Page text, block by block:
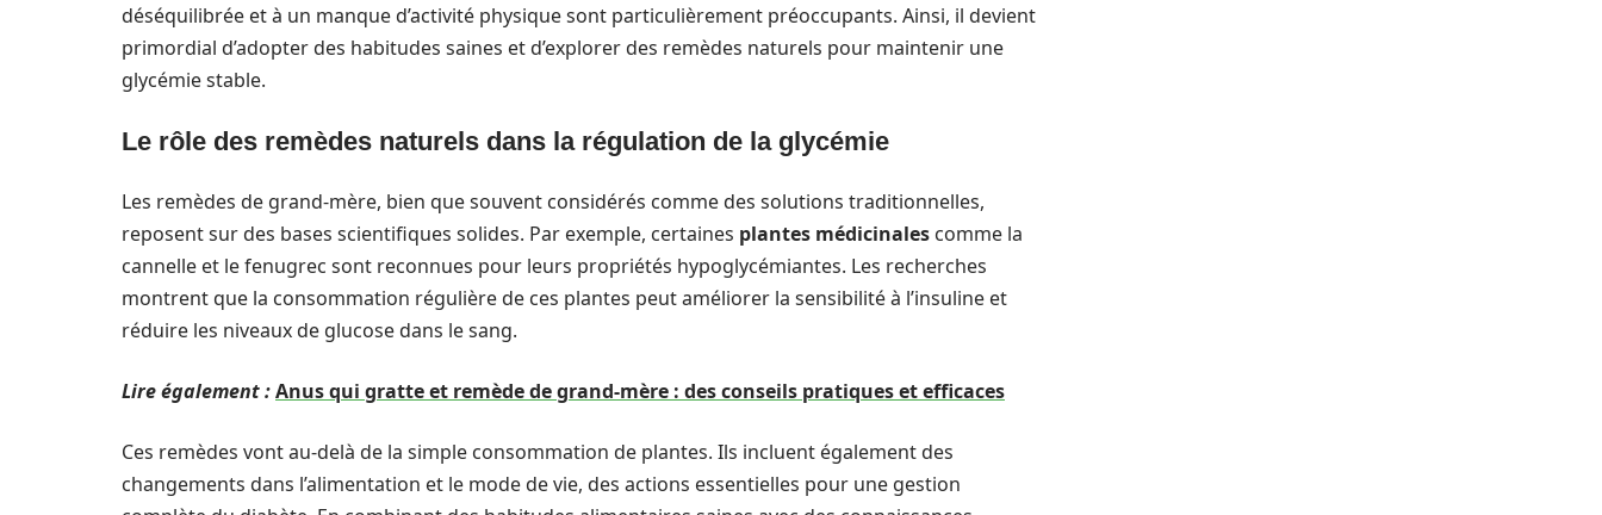
déséquilibrée et à un manque d’activité physique sont particulièrement préoccupants. Ainsi, il devient
primordial d’adopter des habitudes saines et d’explorer des remèdes naturels pour maintenir une
glycémie stable.
Le rôle des remèdes naturels dans la régulation de la glycémie
Les remèdes de grand-mère, bien que souvent considérés comme des solutions traditionnelles,
reposent sur des bases scientifiques solides. Par exemple, certaines plantes médicinales comme la
cannelle et le fenugrec sont reconnues pour leurs propriétés hypoglycémiantes. Les recherches
montrent que la consommation régulière de ces plantes peut améliorer la sensibilité à l’insuline et
réduire les niveaux de glucose dans le sang.
Lire également :Anus qui gratte et remède de grand-mère : des conseils pratiques et efficaces
Ces remèdes vont au-delà de la simple consommation de plantes. Ils incluent également des
changements dans l’alimentation et le mode de vie, des actions essentielles pour une gestion